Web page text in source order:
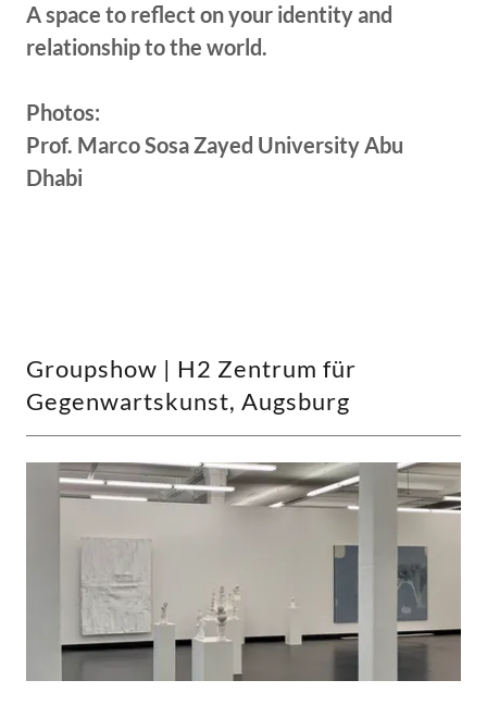
A space to reflect on your identity and
relationship to the world.
Photos:
Prof. Marco Sosa Zayed University Abu
Dhabi
Groupshow | H2 Zentrum für
Gegenwartskunst, Augsburg